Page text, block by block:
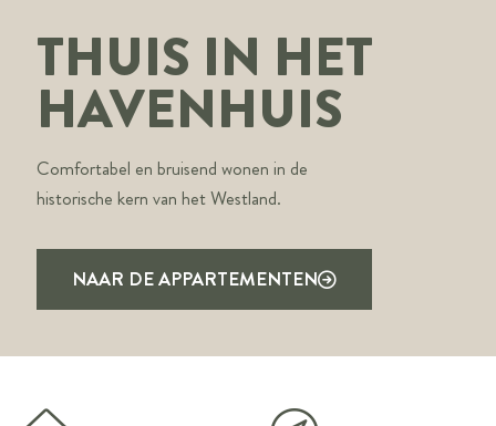
THUIS IN HET
HAVENHUIS
Comfortabel en bruisend wonen in de
historische kern van het Westland.
NAAR DE APPARTEMENTEN